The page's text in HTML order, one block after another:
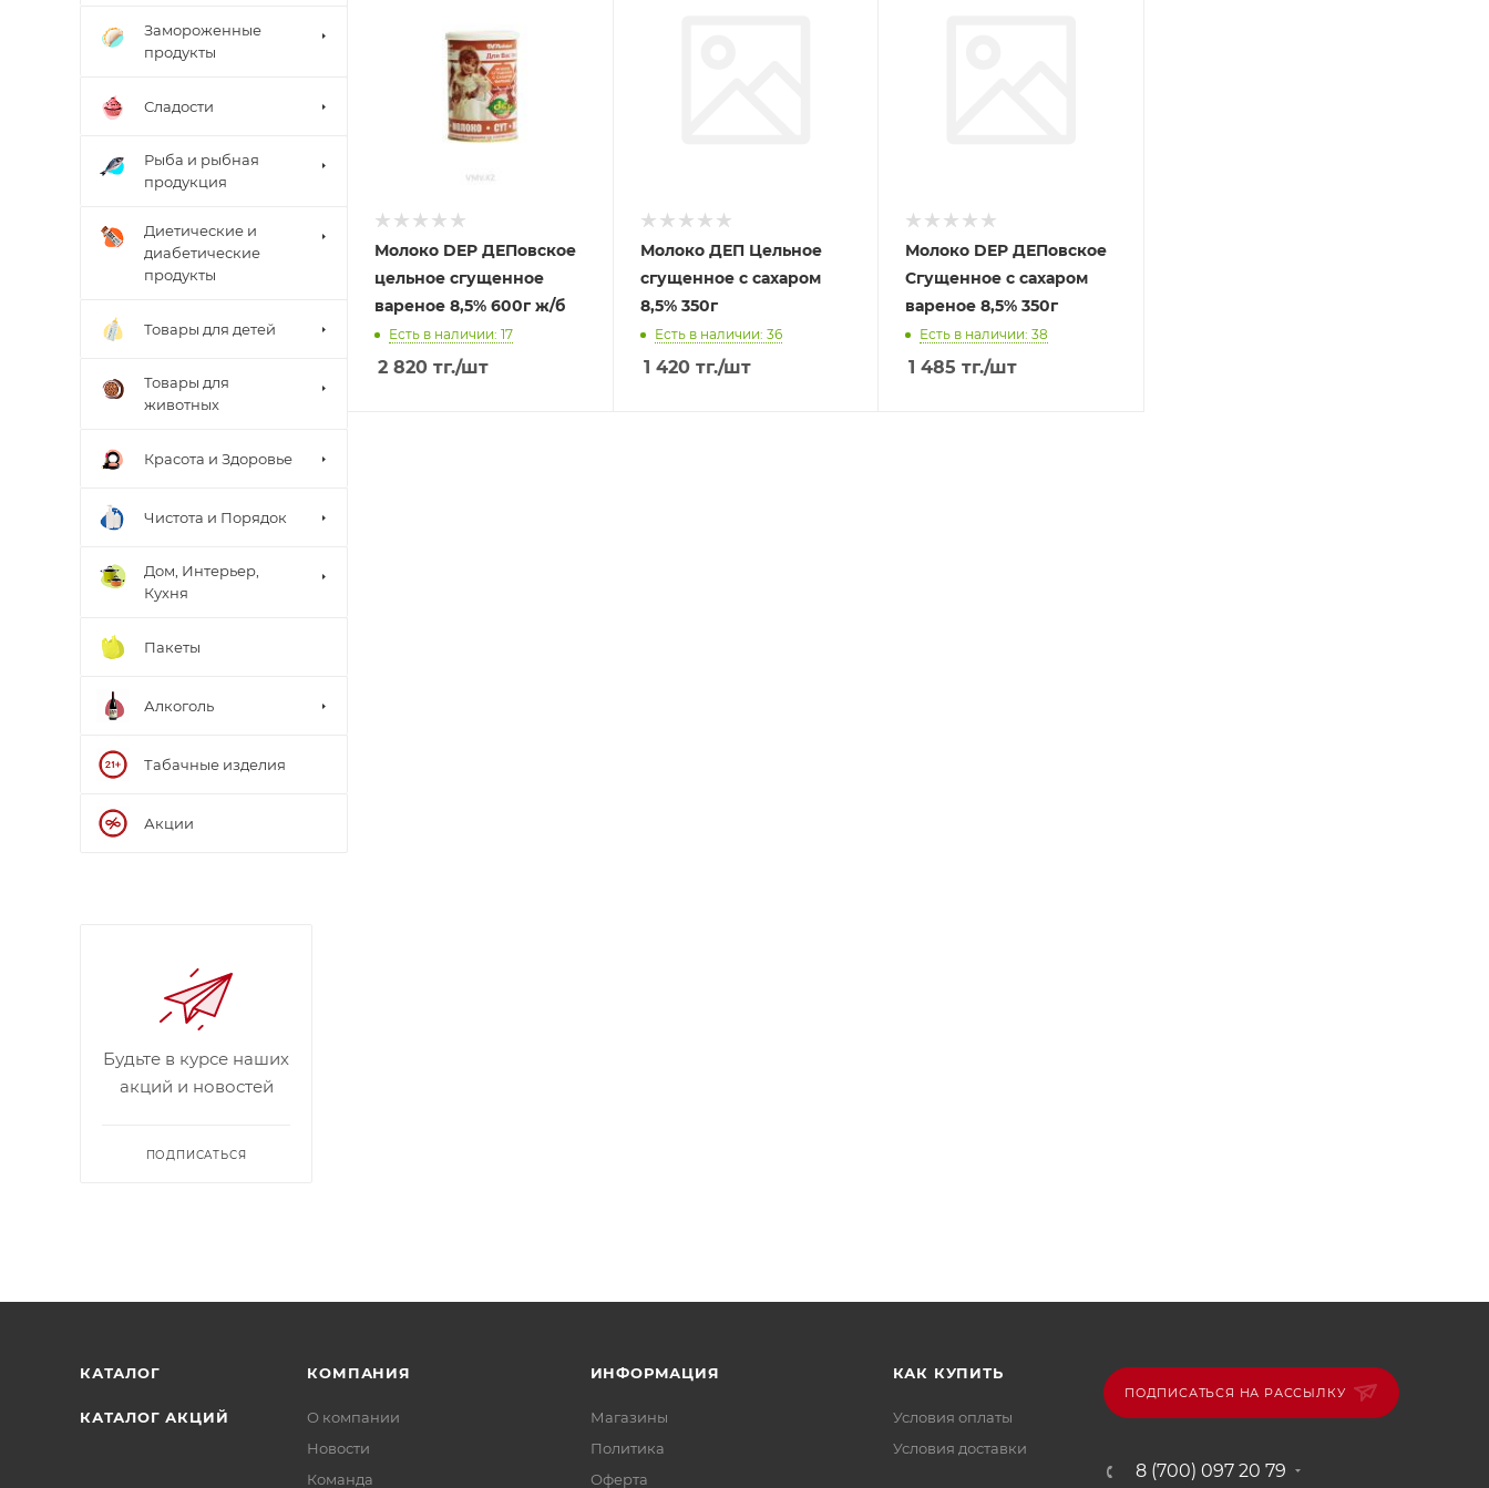
Молоко DEP ДЕПовское
цельное сгущенное
вареное 8,5% 600г ж/б
Есть в наличии: 17
2 820 тг./шт
Молоко ДЕП Цельное
сгущенное с сахаром
8,5% 350г
Есть в наличии: 36
1 420тг./шт
Молоко DEP ДЕПовское
Сгущенное с сахаром
вареное 8,5% 350г
Есть в наличии: 38
1 485 тг./шт
Замороженные
продукты
Сладости
Рыба и рыбная
продукция
Диетические и
диабетические
продукты
Товары для детей
Товары для
животных
Красота и Здоровье
Чистота и Порядок
Дом, Интерьер,
Кухня
Пакеты
Алкоголь
Табачные изделия
Акции
Будьте в курсе наших
акций и новостей
ПОДПИСАТЬСЯ
КАТАЛОГ
КАТАЛОГ АКЦИЙ
КОМПАНИЯ
О компании
Новости
Команда
ИНФОРМАЦИЯ
Магазины
Политика
Офертa
КАК КУПИТЬ
Условия оплаты
Условия доставки
ПОДПИСАТЬСЯ НА РАССЫЛКУ
8 (700) 097 20 79